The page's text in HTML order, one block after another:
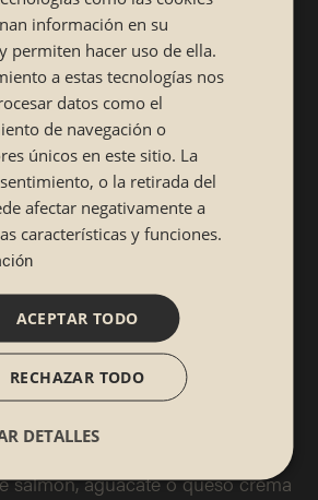
varios platos principales para el
cada uno vaya descubriendo
a poco. Porque, muchas
disfrutan más cuando sienten
y experimentar.
opciones
iniciarse
elegir un sushi para niños que
probar. ¿Por dónde empezar para
al primer bocado?
Por ejemplo, los makis
salmón, aguacate o queso crema
CATALÁN
información en su
permiten hacer uso de ella.
a estas tecnologías nos
datos como el
de navegación o
únicos en este sitio. La
o la retirada del
afectar negativamente a
características y funciones.
ACEPTAR TODO
RECHAZAR TODO
DETALLES